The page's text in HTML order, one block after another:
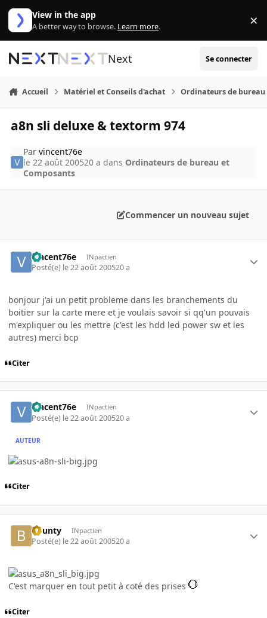
Aller au contenu
View in the app
A better way to browse. Learn more. ×
Next Se connecter
Accueil Matériel et Conseils d'achat Ordinateurs de bureau
a8n sli deluxe & textorm 974
Parvincent76e
le 22 août 200520 a dans Ordinateurs de bureau et
Composants
Commencer un nouveau sujet
vincent76e INpactien
Posté(e) le 22 août 200520 a
bonjour j'ai un petit probleme dans les branchements du
boitier sur la carte mere et je voulais savoir si qq'un pouvais
m'expliquer ou les mettre (c'est les hdd led power sw et les
autres) merci bcp
Citer
vincent76e INpactien
Posté(e) le 22 août 200520 a
AUTEUR
Citer
bounty INpactien
Posté(e) le 22 août 200520 a
C'est marquer en tout petit à coté des prises
Citer